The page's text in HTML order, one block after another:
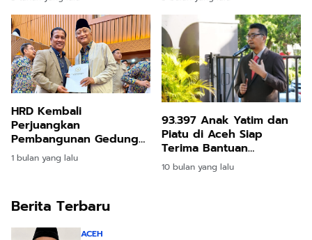
HRD Kembali
Perjuangkan
Pembangunan Gedung
Fakultas Kedokteran
Umuslim, Usulan
1 bulan yang lalu
93.397 Anak Yatim dan
Piatu di Aceh Siap
Terima Bantuan
Pendidikan dari
Pemerintah Aceh
10 bulan yang lalu
Berita Terbaru
ACEH